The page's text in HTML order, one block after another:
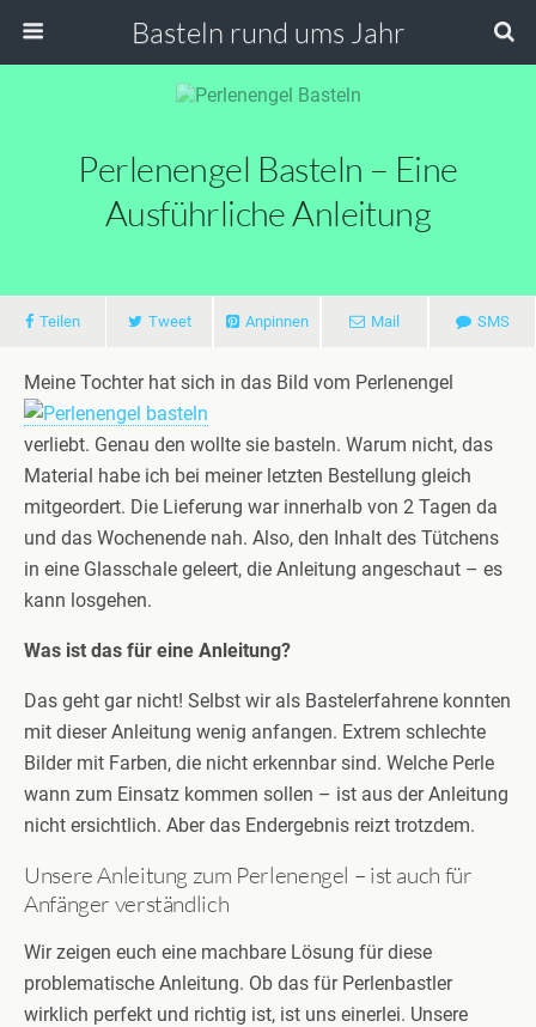
Basteln rund ums Jahr
Perlenengel Basteln – Eine
Ausführliche Anleitung
Teilen Tweet Anpinnen Mail SMS
Meine Tochter hat sich in das Bild vom Perlenengel
verliebt. Genau den wollte sie basteln. Warum nicht, das
Material habe ich bei meiner letzten Bestellung gleich
mitgeordert. Die Lieferung war innerhalb von 2 Tagen da
und das Wochenende nah. Also, den Inhalt des Tütchens
in eine Glasschale geleert, die Anleitung angeschaut – es
kann losgehen.
Was ist das für eine Anleitung?
Das geht gar nicht! Selbst wir als Bastelerfahrene konnten
mit dieser Anleitung wenig anfangen. Extrem schlechte
Bilder mit Farben, die nicht erkennbar sind. Welche Perle
wann zum Einsatz kommen sollen – ist aus der Anleitung
nicht ersichtlich. Aber das Endergebnis reizt trotzdem.
Unsere Anleitung zum Perlenengel – ist auch für
Anfänger verständlich
Wir zeigen euch eine machbare Lösung für diese
problematische Anleitung. Ob das für Perlenbastler
wirklich perfekt und richtig ist, ist uns einerlei. Unsere